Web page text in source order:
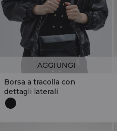
Borsa a tracolla con
dettagli laterali
AGGIUNGI